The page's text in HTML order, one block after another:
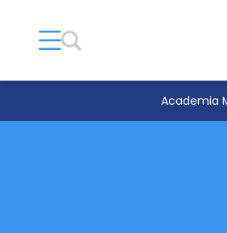
Academia